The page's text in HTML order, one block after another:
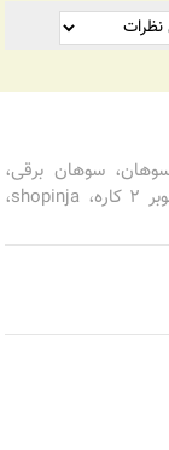
سوهان، سوهان برقی،
سوهان شارژی، پدیکور، سوهان شارژی کف پا و موبر 2 کاره، shopinja،